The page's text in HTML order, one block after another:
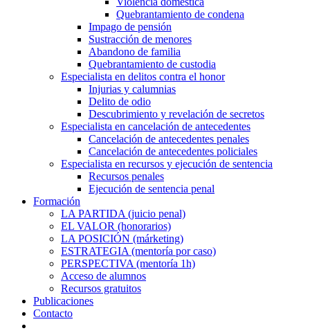
Quebrantamiento de condena
Impago de pensión
Sustracción de menores
Abandono de familia
Quebrantamiento de custodia
Especialista en delitos contra el honor
Injurias y calumnias
Delito de odio
Descubrimiento y revelación de secretos
Especialista en cancelación de antecedentes
Cancelación de antecedentes penales
Cancelación de antecedentes policiales
Especialista en recursos y ejecución de sentencia
Recursos penales
Ejecución de sentencia penal
Formación
LA PARTIDA (juicio penal)
EL VALOR (honorarios)
LA POSICIÓN (márketing)
ESTRATEGIA (mentoría por caso)
PERSPECTIVA (mentoría 1h)
Acceso de alumnos
Recursos gratuitos
Publicaciones
Contacto